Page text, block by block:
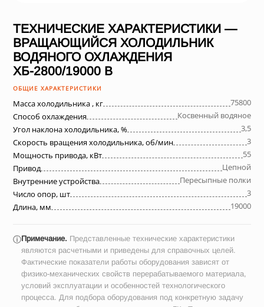
ТЕХНИЧЕСКИЕ ХАРАКТЕРИСТИКИ —
ВРАЩАЮЩИЙСЯ ХОЛОДИЛЬНИК
ВОДЯНОГО ОХЛАЖДЕНИЯ
ХБ-2800/19000 В
ОБЩИЕ ХАРАКТЕРИСТИКИ
Масса холодильника , кг
75800
Способ охлаждения
Косвенный водяное
Угол наклона холодильника, %
3,5
Скорость вращения холодильника, об/мин
3
Мощность привода, кВт
55
Привод
Цепной
Внутренние устройства
Пересыпные полки
Число опор, шт
3
Длина, мм
19000
ⓘПримечание. Представленные технические характеристики
являются расчетными и приведены для справочных целей.
Фактические показатели работы оборудования зависят от
физико-механических свойств перерабатываемого материала,
условий эксплуатации и особенностей технологического
процесса. Для подбора оборудования под конкретную задачу